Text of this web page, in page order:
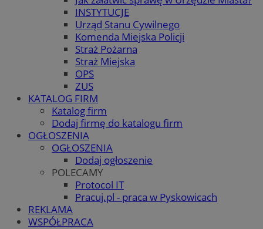
INSTYTUCJE
Urząd Stanu Cywilnego
Komenda Miejska Policji
Straż Pożarna
Straż Miejska
OPS
ZUS
KATALOG FIRM
Katalog firm
Dodaj firmę do katalogu firm
OGŁOSZENIA
OGŁOSZENIA
Dodaj ogłoszenie
POLECAMY
Protocol IT
Pracuj.pl - praca w Pyskowicach
REKLAMA
WSPÓŁPRACA